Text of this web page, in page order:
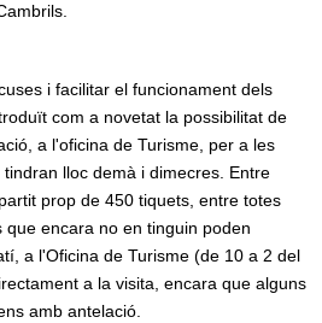
i facilitar el funcionament dels
com a novetat la possibilitat de
a l'oficina de Turisme, per a les
lloc demà i dimecres. Entre
prop de 450 tiquets, entre totes
encara no en tinguin poden
a l'Oficina de Turisme (de 10 a 2 del
a la visita, encara que alguns
amb antelació.